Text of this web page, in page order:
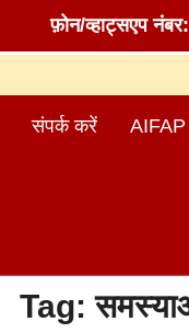
फ़ोन/व्हाट्सएप नंबर:
संपर्क करें AIFAP
Tag: